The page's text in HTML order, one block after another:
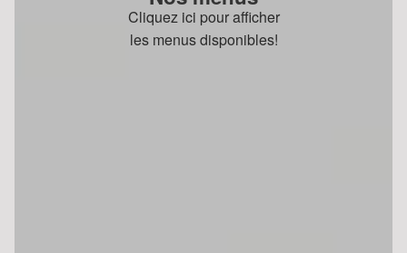
Cliquez ici pour afficher
les menus disponibles!